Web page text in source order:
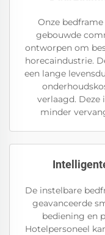
Onze
gebouwde
ontworpen om
horecaindustrie.
een lange
verlaagd.
minder
De instelbare
geavanceerde
bediening en
Hotelpersoneel